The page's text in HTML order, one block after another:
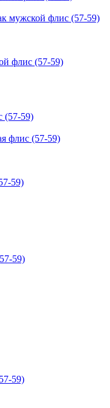
мужской флис (57-59)
флис (57-59)
флис (57-59)
59)
59)
59)